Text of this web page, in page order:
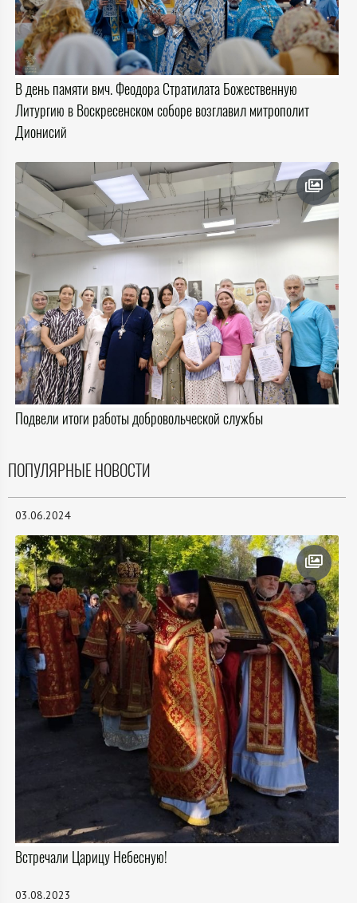
В день памяти вмч. Феодора Стратилата Божественную
Литургию в Воскресенском соборе возглавил митрополит
Дионисий
Подвели итоги работы добровольческой службы
ПОПУЛЯРНЫЕ НОВОСТИ
03.06.2024
Встречали Царицу Небесную!
03.08.2023